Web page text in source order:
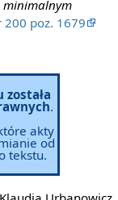
minimalnym
200 poz. 1679
została
.
akty
od
tekstu.